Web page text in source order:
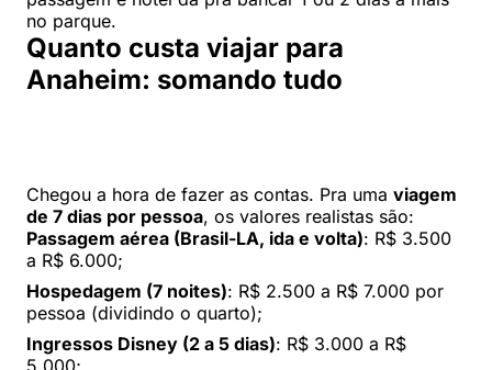
no parque.
Quanto custa viajar para
Anaheim: somando tudo
Chegou a hora de fazer as contas. Pra uma viagem
de 7 dias por pessoa, os valores realistas são:
Passagem aérea (Brasil-LA, ida e volta): R$ 3.500
a R$ 6.000;
Hospedagem (7 noites): R$ 2.500 a R$ 7.000 por
pessoa (dividindo o quarto);
Ingressos Disney (2 a 5 dias): R$ 3.000 a R$
5.000;